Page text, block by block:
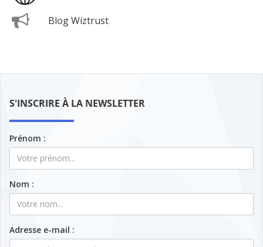
Blog Wiztrust
S'INSCRIRE À LA NEWSLETTER
Prénom :
Nom :
Adresse e-mail :